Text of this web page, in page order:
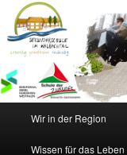
Zum
Inhalt
wechseln
Zum
sekundären
Inhalt
wechseln
Wir in der Region
Wissen für das Leben